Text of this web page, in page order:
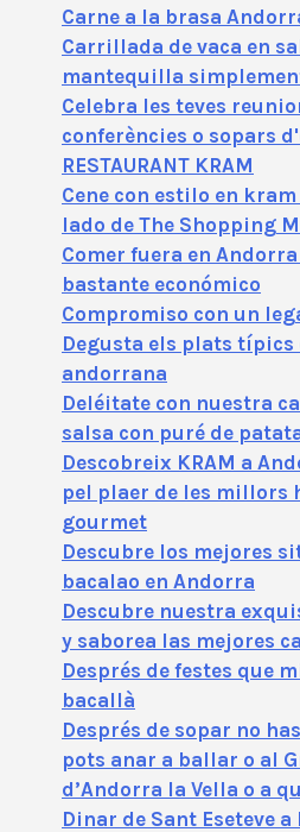
Carne a la brasa
Carrillada de vaca en
mantequilla
Celebra les teves
conferències o sopars
RESTAURANT KRAM
Cene con estilo en
lado de The Shopping
Comer fuera en
bastante económico
Compromiso con un
Degusta els plats
andorrana
Deléitate con nuestra
salsa con puré de
Descobreix KRAM a
pel plaer de les millors
gourmet
Descubre los mejores
bacalao en Andorra
Descubre nuestra
y saborea las mejores
Després de festes que
bacallà
Després de sopar no
pots anar a ballar o al
d’Andorra la Vella o a
Dinar de Sant Eseteve a